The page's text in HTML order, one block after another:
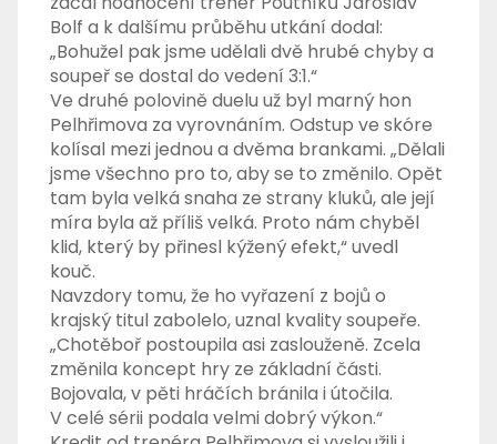
Bolf a k dalšímu průběhu utkání dodal:
„Bohužel pak jsme udělali dvě hrubé chyby a
soupeř se dostal do vedení 3:1.“
Ve druhé polovině duelu už byl marný hon
Pelhřimova za vyrovnáním. Odstup ve skóre
kolísal mezi jednou a dvěma brankami. „Dělali
jsme všechno pro to, aby se to změnilo. Opět
tam byla velká snaha ze strany kluků, ale její
míra byla až příliš velká. Proto nám chyběl
klid, který by přinesl kýžený efekt,“ uvedl
kouč.
Navzdory tomu, že ho vyřazení z bojů o
krajský titul zabolelo, uznal kvality soupeře.
„Chotěboř postoupila asi zaslouženě. Zcela
změnila koncept hry ze základní části.
Bojovala, v pěti hráčích bránila i útočila.
V celé sérii podala velmi dobrý výkon.“